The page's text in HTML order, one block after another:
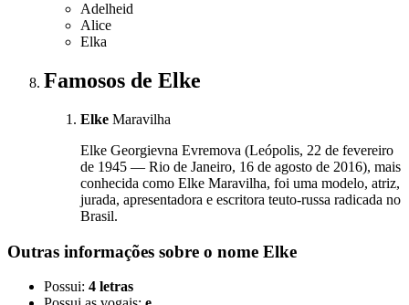
Adelheid
Alice
Elka
Famosos de Elke
Elke Maravilha
Elke Georgievna Evremova (Leópolis, 22 de fevereiro
de 1945 — Rio de Janeiro, 16 de agosto de 2016), mais
conhecida como Elke Maravilha, foi uma modelo, atriz,
jurada, apresentadora e escritora teuto-russa radicada no
Brasil.
Outras informações sobre o nome Elke
Possui: 4 letras